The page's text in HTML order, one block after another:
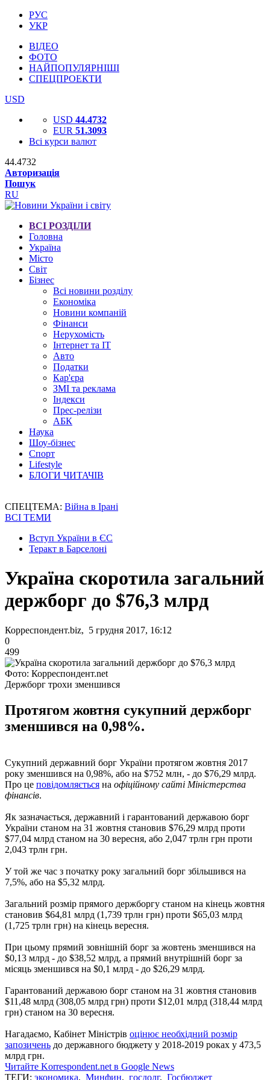
РУС
УКР
ВІДЕО
ФОТО
НАЙПОПУЛЯРНІШІ
СПЕЦПРОЕКТИ
USD
USD 44.4732
EUR 51.3093
Всі курси валют
44.4732
Авторизація
Пошук
RU
ВСІ РОЗДІЛИ
Головна
Україна
Місто
Світ
Бізнес
Всі новини розділу
Економіка
Новини компаній
Фінанси
Нерухомість
Інтернет та IT
Авто
Податки
Кар'єра
ЗМІ та реклама
Індекси
Прес-релізи
АБК
Наука
Шоу-бізнес
Спорт
Lifestyle
БЛОГИ ЧИТАЧІВ
СПЕЦТЕМА: Війна в Ірані
ВСІ ТЕМИ
Вступ України в ЄС
Теракт в Барселоні
Україна скоротила загальний
держборг до $76,3 млрд
Корреспондент.biz, 5 грудня 2017, 16:12
0
499
Фото: Корреспондент.net
Держборг трохи зменшився
Протягом жовтня сукупний держборг
зменшився на 0,98%.
Сукупний державний борг України протягом жовтня 2017
року зменшився на 0,98%, або на $752 млн, - до $76,29 млрд.
Про це повідомляється на офіційному сайті Міністерства
фінансів.
Як зазначається, державний і гарантований державою борг
України станом на 31 жовтня становив $76,29 млрд проти
$77,04 млрд станом на 30 вересня, або 2,047 трлн грн проти
2,043 трлн грн.
У той же час з початку року загальний борг збільшився на
7,5%, або на $5,32 млрд.
Загальний розмір прямого держборгу станом на кінець жовтня
становив $64,81 млрд (1,739 трлн грн) проти $65,03 млрд
(1,725 ​​трлн грн) на кінець вересня.
При цьому прямий зовнішній борг за жовтень зменшився на
$0,13 млрд - до $38,52 млрд, а прямий внутрішній борг за
місяць зменшився на $0,1 млрд - до $26,29 млрд.
Гарантований державою борг станом на 31 жовтня становив
$11,48 млрд (308,05 млрд грн) проти $12,01 млрд (318,44 млрд
грн) станом на 30 вересня.
Нагадаємо, Кабінет Міністрів оцінює необхідний розмір
запозичень до державного бюджету у 2018-2019 роках у 473,5
млрд грн.
Читайте Korrespondent.net в Google News
ТЕГИ: экономика, Минфин, госдолг, Госбюджет